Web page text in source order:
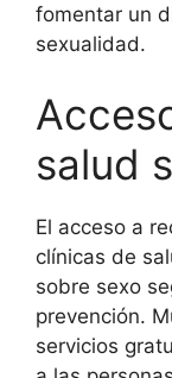
fomentar un
sexualidad.
salud
El acceso a
clínicas de
sobre sexo
prevención.
servicios